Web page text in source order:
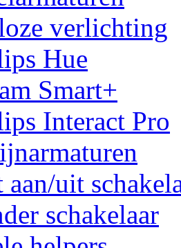
verlichting
Hue
Smart+
Interact Pro
aan/uit
schakelaar